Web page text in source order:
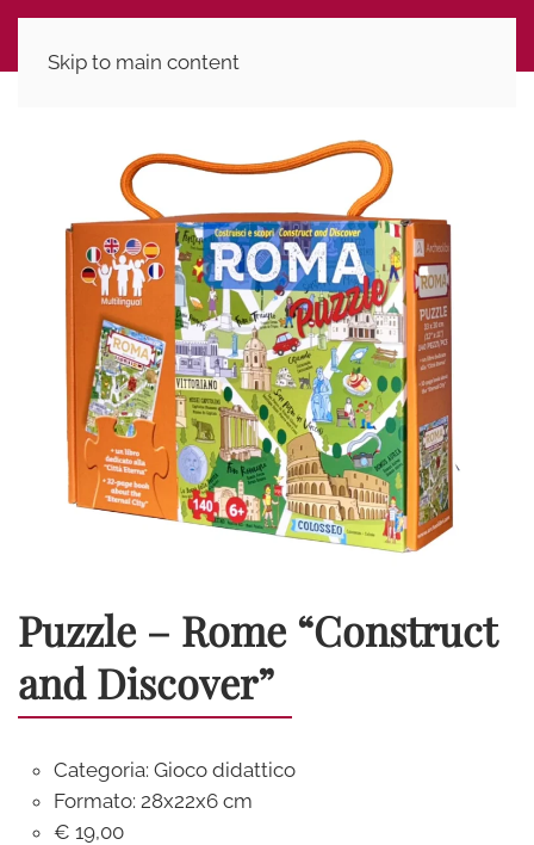
Skip to main content
Puzzle – Rome “Construct
and Discover”
Categoria: Gioco didattico
Formato: 28x22x6 cm
€ 19,00